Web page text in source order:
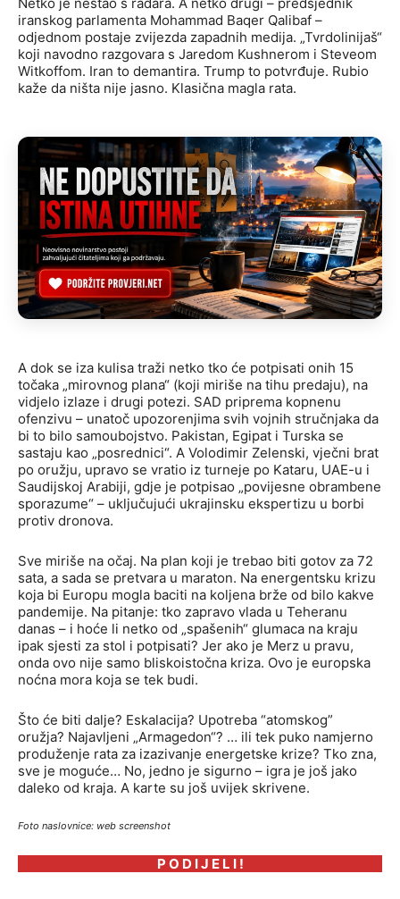
Netko je nestao s radara. A netko drugi – predsjednik
iranskog parlamenta Mohammad Baqer Qalibaf –
odjednom postaje zvijezda zapadnih medija. „Tvrdolinijaš“
koji navodno razgovara s Jaredom Kushnerom i Steveom
Witkoffom. Iran to demantira. Trump to potvrđuje. Rubio
kaže da ništa nije jasno. Klasična magla rata.
A dok se iza kulisa traži netko tko će potpisati onih 15
točaka „mirovnog plana“ (koji miriše na tihu predaju), na
vidjelo izlaze i drugi potezi. SAD priprema kopnenu
ofenzivu – unatoč upozorenjima svih vojnih stručnjaka da
bi to bilo samoubojstvo. Pakistan, Egipat i Turska se
sastaju kao „posrednici“. A Volodimir Zelenski, vječni brat
po oružju, upravo se vratio iz turneje po Kataru, UAE-u i
Saudijskoj Arabiji, gdje je potpisao „povijesne obrambene
sporazume“ – uključujući ukrajinsku ekspertizu u borbi
protiv dronova.
Sve miriše na očaj. Na plan koji je trebao biti gotov za 72
sata, a sada se pretvara u maraton. Na energentsku krizu
koja bi Europu mogla baciti na koljena brže od bilo kakve
pandemije. Na pitanje: tko zapravo vlada u Teheranu
danas – i hoće li netko od „spašenih“ glumaca na kraju
ipak sjesti za stol i potpisati? Jer ako je Merz u pravu,
onda ovo nije samo bliskoistočna kriza. Ovo je europska
noćna mora koja se tek budi.
Što će biti dalje? Eskalacija? Upotreba “atomskog”
oružja? Najavljeni „Armagedon“? … ili tek puko namjerno
produženje rata za izazivanje energetske krize? Tko zna,
sve je moguće… No, jedno je sigurno – igra je još jako
daleko od kraja. A karte su još uvijek skrivene.
Foto naslovnice: web screenshot
P O D I J E L I !